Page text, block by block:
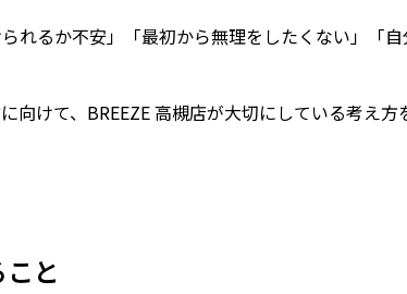
れるか不安」「最初から無理をしたくない」「
けて、BREEZE 高槻店が大切にしている考え方
と